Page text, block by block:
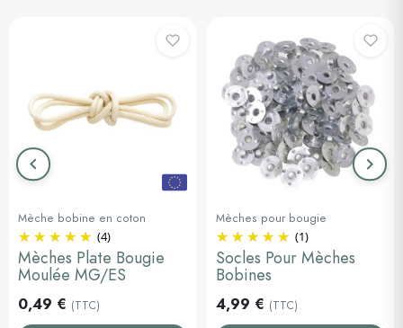
Précédent
keyboard_arrow_left
Mèche bobine en coton
(4)
Mèches Plate Bougie
Moulée MG/ES
0,49 € (TTC)
Mèches pour bougie
(1)
Socles Pour Mèches
Bobines
4,99 € (TTC)
keyboard_arrow_right